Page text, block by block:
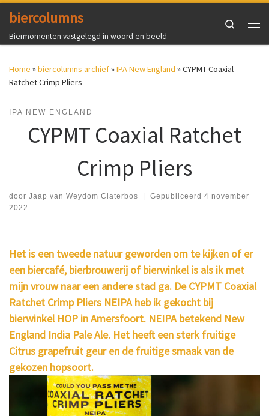
Ga naar inhoud
biercolumns
Biermomenten vastgelegd in woord en beeld
Search
Home »biercolumns archief»IPA New England »CYPMT Coaxial
Ratchet Crimp Pliers
IPA NEW ENGLAND
CYPMT Coaxial Ratchet
Crimp Pliers
door Jaap van Weydom Claterbos Gepubliceerd 4 november
2022
Het is een tweede natuur geworden om te kijken of er
een biercafé, bierbrouwerij of bierwinkel is als ik met
mijn vrouw naar een andere stad ga. De CYPMT Coaxial
Ratchet Crimp Pliers NEIPA heb ik gekocht bij
bierwinkel HOP in Amersfoort. NEIPA betekend New
England India Pale Ale. Het heeft een sterk fruitige
Citrus grapefruit geur en de fruitige smaak van de
gekozen hopsoort.